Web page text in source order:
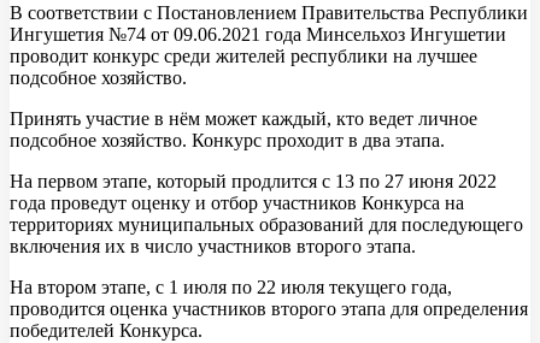
В соответствии с Постановлением Правительства Республики
Ингушетия №74 от 09.06.2021 года Минсельхоз Ингушетии
проводит конкурс среди жителей республики на лучшее
подсобное хозяйство.
Принять участие в нём может каждый, кто ведет личное
подсобное хозяйство. Конкурс проходит в два этапа.
На первом этапе, который продлится с 13 по 27 июня 2022
года проведут оценку и отбор участников Конкурса на
территориях муниципальных образований для последующего
включения их в число участников второго этапа.
На втором этапе, с 1 июля по 22 июля текущего года,
проводится оценка участников второго этапа для определения
победителей Конкурса.